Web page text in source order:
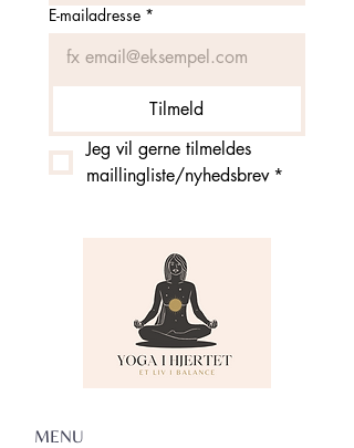
E-mailadresse *
Tilmeld
Jeg vil gerne tilmeldes
maillingliste/nyhedsbrev *
MENU